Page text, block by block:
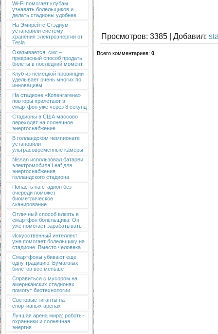
Wi-Fi помогает клубам
узнавать болельщиков и
делать стадионы удобнее
На Эмирейтс Стэдиум
установили систему
хранения электроэнергии от
Tesla
Оказывается, смс –
прекрасный способ продать
билеты в последний момент
Клуб из немецкой провинции
уделывает очень многих по
инновациям
На стадионе «Копенгагена»
повторы прилетают в
смартфон уже через 8 секунд
Стадионы в США массово
переходят на солнечное
энергоснабжение
В голландском чемпионате
установили
ультрасовременные камеры
Nissan использовал батареи
электромобиля Leaf для
энергоснабжения
голландского стадиона
Попасть на стадион без
очереди поможет
биометрическое
сканирование
Отличный способ влезть в
смартфон болельщика. Он
уже помогает зарабатывать
Искусственный интеллект
уже помогает болельщику на
стадионе. Вместо человека
Смартфоны убивают еще
одну традицию. Бумажных
билетов все меньше
Справиться с мусором на
американских стадионах
помогут биотехнологии
Световые гиганты на
спортивных аренах
Лучшая арена мира: роботы-
охранники и солнечная
энергия
Просмотров: 3385 | Добавил:
Всего комментариев: 0